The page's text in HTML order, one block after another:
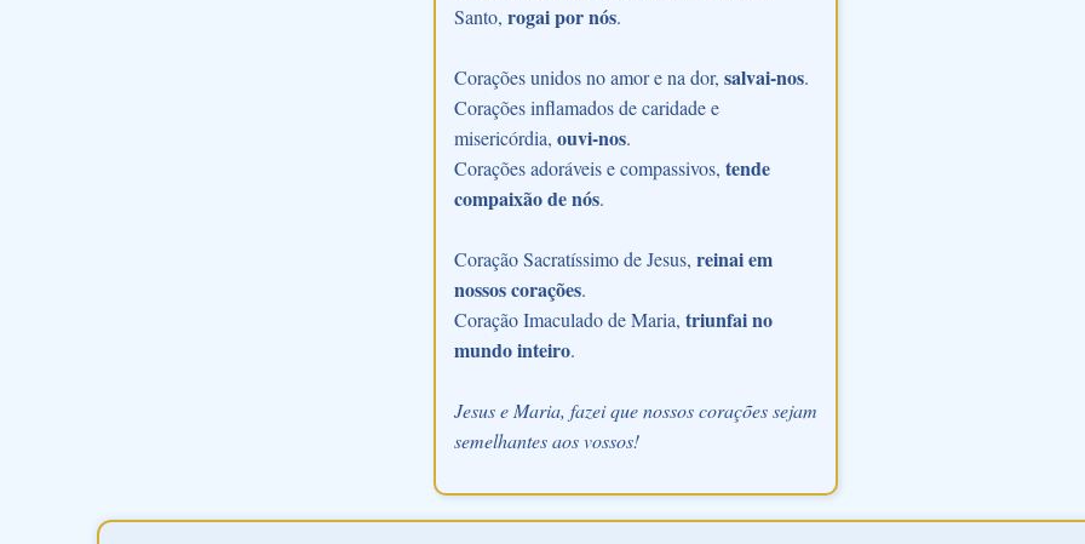
Santo, rogai por nós.
Corações unidos no amor e na dor, salvai-nos.
Corações inflamados de caridade e
misericórdia, ouvi-nos.
Corações adoráveis e compassivos, tende
compaixão de nós.
Coração Sacratíssimo de Jesus, reinai em
nossos corações.
Coração Imaculado de Maria, triunfai no
mundo inteiro.
Jesus e Maria, fazei que nossos corações sejam
semelhantes aos vossos!